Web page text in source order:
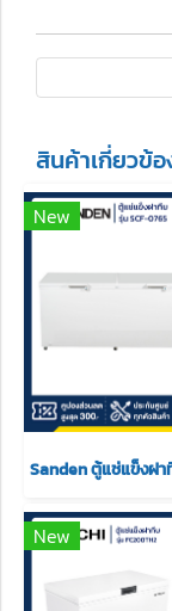
สินค้าเกี่ยวข้
New
New